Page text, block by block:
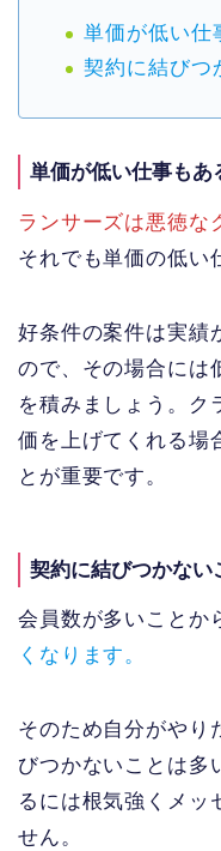
単価が低い仕
契約に結びつ
単価が低い仕事もあ
ランサーズは悪徳な
それでも単価の低い
好条件の案件は実績
ので、その場合には
を積みましょう。ク
価を上げてくれる場
とが重要です。
契約に結びつかない
会員数が多いことか
くなります。
そのため自分がやり
びつかないことは多
るには根気強くメッ
せん。